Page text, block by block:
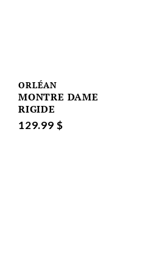
ORLÉAN
MONTRE DAME
RIGIDE
129.99 $